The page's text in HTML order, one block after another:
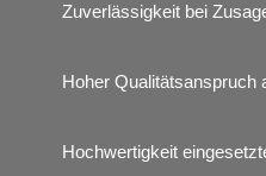
Zuverlässigkeit bei
Hoher Qualitätsanspruch
Hochwertigkeit